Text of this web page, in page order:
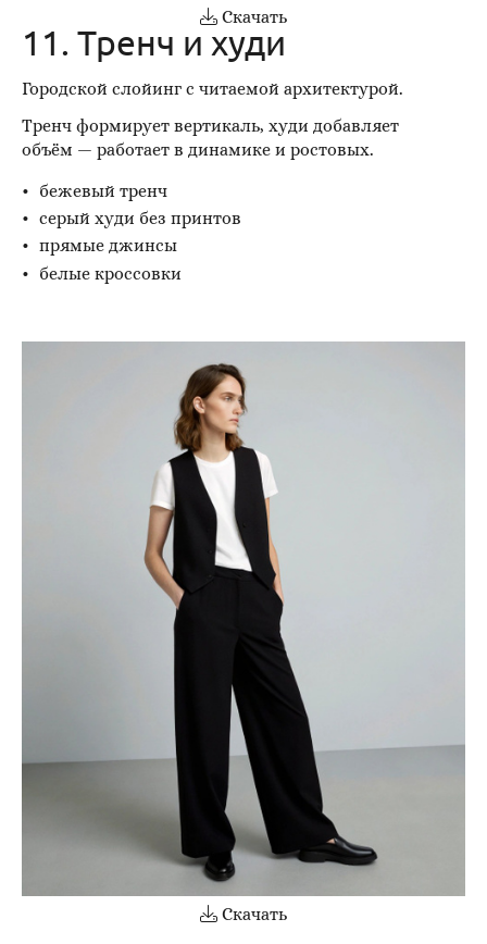
Скачать
11. Тренч и худи
Городской слойинг с читаемой архитектурой.
Тренч формирует вертикаль, худи добавляет
объём — работает в динамике и ростовых.
бежевый тренч
серый худи без принтов
прямые джинсы
белые кроссовки
Скачать